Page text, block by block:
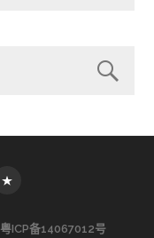
加
入
粤ICP备14067012号